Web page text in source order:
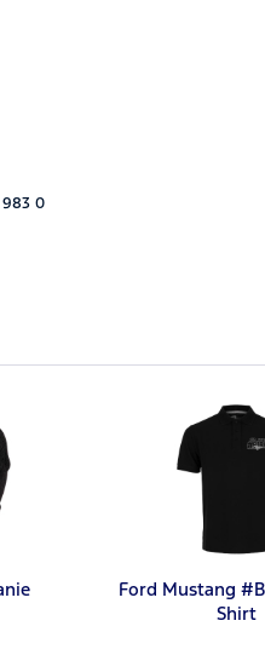
983 0
Ford Mustang
Shirt